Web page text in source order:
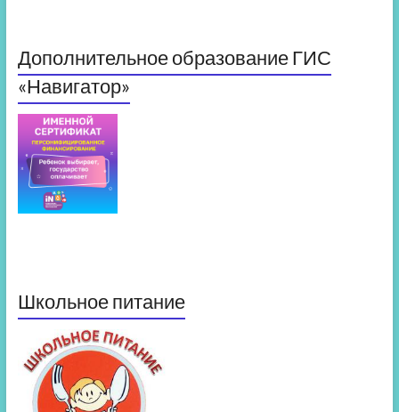
Дополнительное образование ГИС
«Навигатор»
Школьное питание